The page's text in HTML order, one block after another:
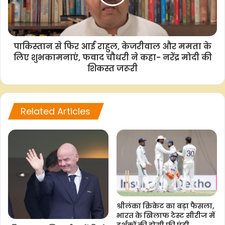
पाकिस्तान से फिर आई राहुल, केजरीवाल और ममता के
लिए शुभकामनाएं, फवाद चौधरी ने कहा- नरेंद्र मोदी की
शिकस्त जरूरी
Related Articles
श्रीलंका क्रिकेट का बड़ा फैसला,
भारत के खिलाफ टेस्ट सीरीज में